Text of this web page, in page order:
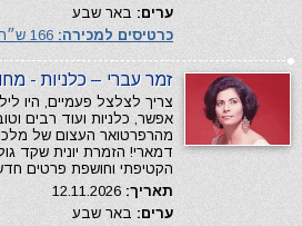
ערים: באר שבע
כרטיסים למכירה:
זמר עברי – כלניות -
צריך לצלצל פעמיים, היו
אפשר, כלניות ועוד רבים
מהרפרטואר העצום של
דמארי! הזמרת יונית שקד
הקטיפתי וחושפת פרטים
תאריך:
ערים: באר שבע